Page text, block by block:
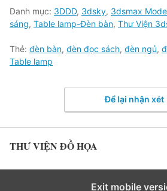
Danh mục: 3DDD, 3dsky, 3dsmax
sáng, Table lamp-Đèn bàn, Thư Viện
Thẻ: đèn bàn, đèn đọc sách, đèn ngủ,
Table lamp
Để lại nhận xét
THƯ VIỆN ĐỒ HỌA
Exit mobile